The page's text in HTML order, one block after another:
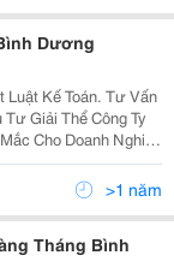
Dương
Toán. Tư Vấn
Tư Giải Thể Công Ty
Cho Doanh Nghiệp
>1 năm
Tháng Bình